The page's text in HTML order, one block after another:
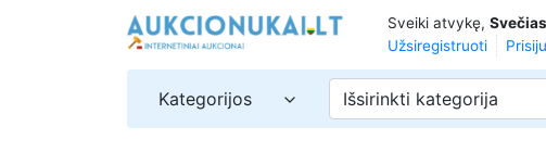
Sveiki atvykę, Svečias
Užsiregistruoti
Kategorijos Išsirinkti kategorija